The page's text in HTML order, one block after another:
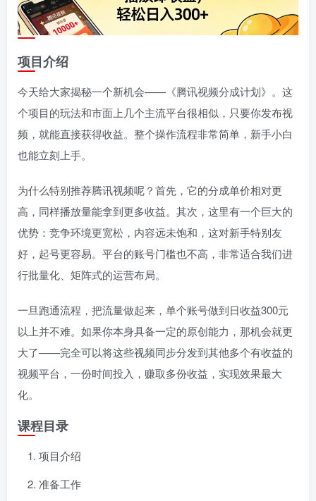
项目介绍
今天给大家揭秘一个新机会——《腾讯视频分成计划》。这
个项目的玩法和市面上几个主流平台很相似，只要你发布视
频，就能直接获得收益。整个操作流程非常简单，新手小白
也能立刻上手。
为什么特别推荐腾讯视频呢？首先，它的分成单价相对更
高，同样播放量能拿到更多收益。其次，这里有一个巨大的
优势：竞争环境更宽松，内容远未饱和，这对新手特别友
好，起号更容易。平台的账号门槛也不高，非常适合我们进
行批量化、矩阵式的运营布局。
一旦跑通流程，把流量做起来，单个账号做到日收益300元
以上并不难。如果你本身具备一定的原创能力，那机会就更
大了——完全可以将这些视频同步分发到其他多个有收益的
视频平台，一份时间投入，赚取多份收益，实现效果最大
化。
课程目录
项目介绍
准备工作